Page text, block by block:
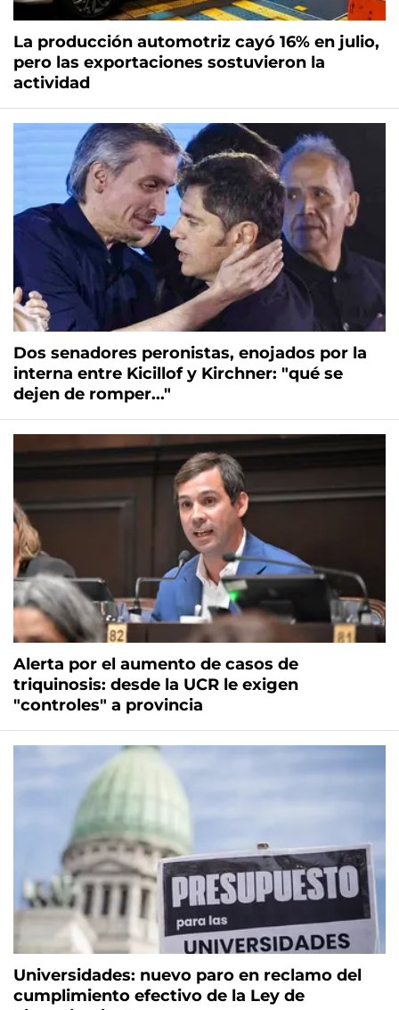
La producción automotriz cayó 16% en julio,
pero las exportaciones sostuvieron la
actividad
Dos senadores peronistas, enojados por la
interna entre Kicillof y Kirchner: "qué se
dejen de romper..."
Alerta por el aumento de casos de
triquinosis: desde la UCR le exigen
"controles" a provincia
Universidades: nuevo paro en reclamo del
cumplimiento efectivo de la Ley de